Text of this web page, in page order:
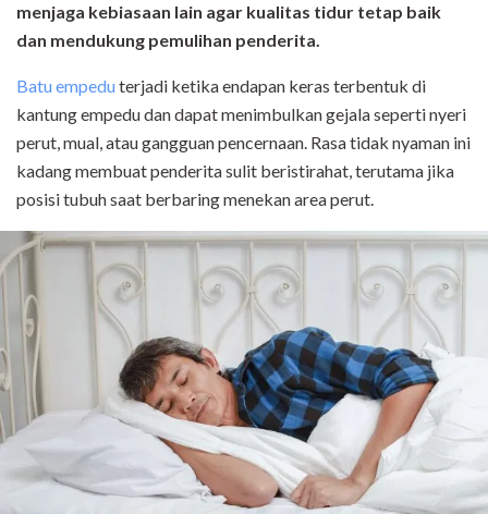
menjaga kebiasaan lain agar kualitas tidur tetap baik
dan mendukung pemulihan penderita.
Batu empeduterjadi ketika endapan keras terbentuk di
kantung empedu dan dapat menimbulkan gejala seperti nyeri
perut, mual, atau gangguan pencernaan. Rasa tidak nyaman ini
kadang membuat penderita sulit beristirahat, terutama jika
posisi tubuh saat berbaring menekan area perut.